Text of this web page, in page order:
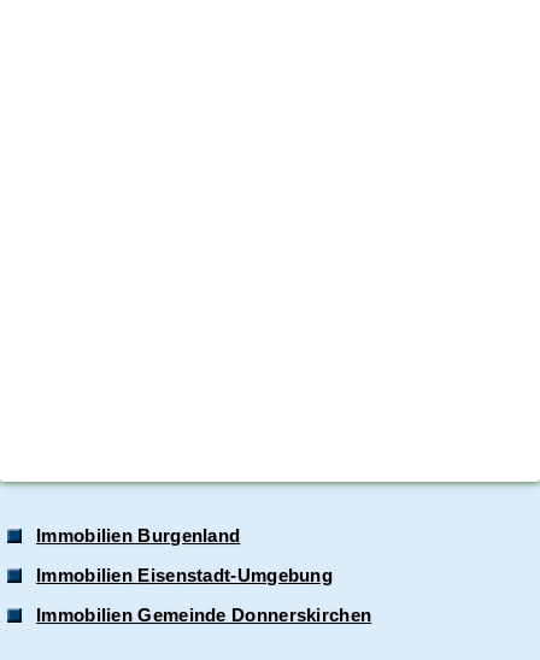
Immobilien Burgenland
Immobilien Eisenstadt-Umgebung
Immobilien Gemeinde Donnerskirchen